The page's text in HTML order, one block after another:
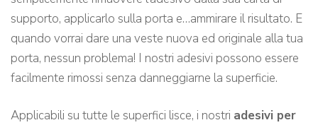
supporto, applicarlo sulla porta e…ammirare il risultato. E
quando vorrai dare una veste nuova ed originale alla tua
porta, nessun problema! I nostri adesivi possono essere
facilmente rimossi senza danneggiarne la superficie.
Applicabili su tutte le superfici lisce, i nostri adesivi per